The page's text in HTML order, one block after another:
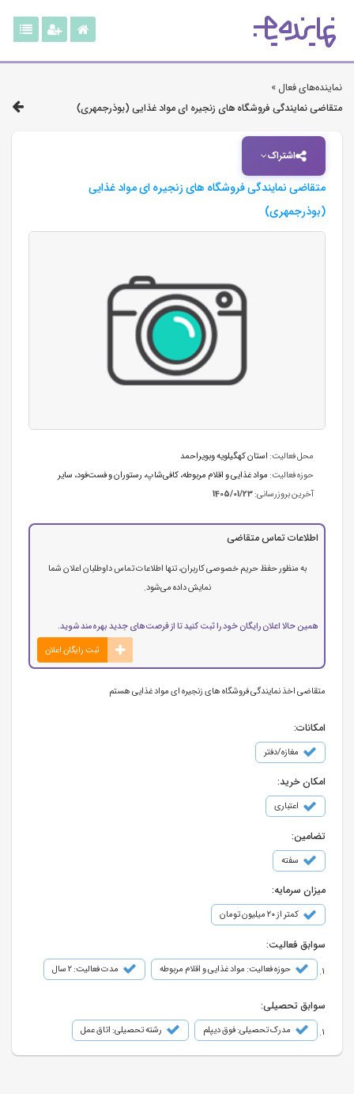
نماینده‌های فعال »
متقاضی نمایندگی فروشگاه های زنجیره ای مواد غذایی (بوذرجمهری)
اشتراک
متقاضی نمایندگی فروشگاه های زنجیره ای مواد غذایی
(بوذرجمهری)
محل فعالیت: استان كهگیلویه وبویراحمد
حوزه فعالیت: مواد غذایی و اقلام مربوطه،کافی‌شاپ، رستوران و فست‌فود، سایر
آخرین بروزرسانی:1405/01/23
اطلاعات تماس متقاضی
به منظور حفظ حریم خصوصی کاربران، تنها اطلاعات تماس داوطلبان اعلان شما
نمایش داده می‌شود.
همین حالا اعلان رایگان خود را ثبت کنید تا از فرصت‌های جدید بهره‌مند شوید.
ثبت رایگان اعلان
متقاضی اخذ نمایندگی فروشگاه های زنجیره ای مواد غذایی هستم
امکانات:
مغازه/دفتر
امکان خرید:
اعتباری
تضامین:
سفته
میزان سرمایه:
کمتر از ۲۰ میلیون تومان
سوابق فعالیت:
حوزه فعالیت: مواد غذایی و اقلام مربوطه مدت فعالیت: 2 سال
سوابق تحصیلی:
مدرک تحصیلی: فوق دیپلم رشته تحصیلی: اتاق عمل